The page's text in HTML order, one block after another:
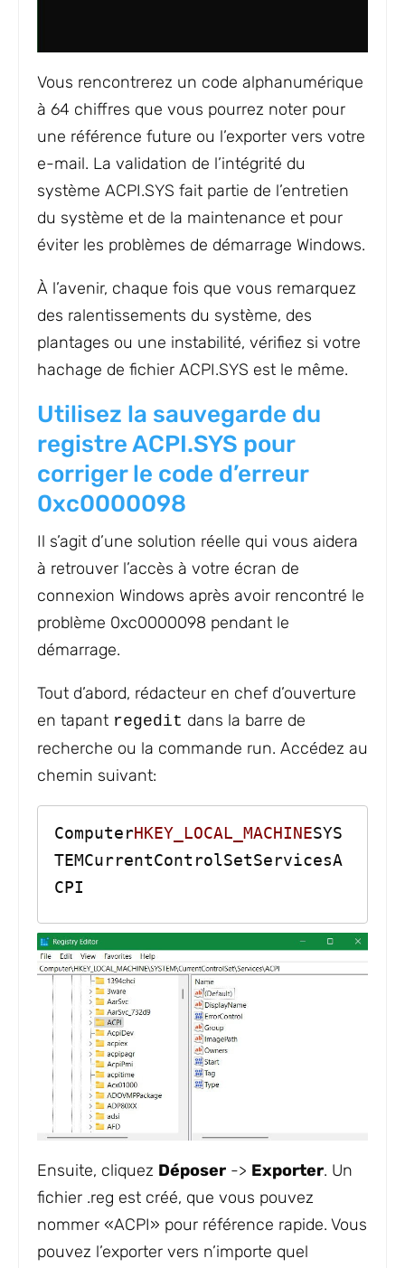
Vous rencontrerez un code alphanumérique
à 64 chiffres que vous pourrez noter pour
une référence future ou l’exporter vers votre
e-mail. La validation de l’intégrité du
système ACPI.SYS fait partie de l’entretien
du système et de la maintenance et pour
éviter les problèmes de démarrage Windows.
À l’avenir, chaque fois que vous remarquez
des ralentissements du système, des
plantages ou une instabilité, vérifiez si votre
hachage de fichier ACPI.SYS est le même.
Utilisez la sauvegarde du
registre ACPI.SYS pour
corriger le code d’erreur
0xc0000098
Il s’agit d’une solution réelle qui vous aidera
à retrouver l’accès à votre écran de
connexion Windows après avoir rencontré le
problème 0xc0000098 pendant le
démarrage.
Tout d’abord, rédacteur en chef d’ouverture
en tapant regedit dans la barre de
recherche ou la commande run. Accédez au
chemin suivant:
ComputerHKEY_LOCAL_MACHINESYS
TEMCurrentControlSetServicesA
CPI
Ensuite, cliquez Déposer -> Exporter. Un
fichier .reg est créé, que vous pouvez
nommer «ACPI» pour référence rapide. Vous
pouvez l’exporter vers n’importe quel